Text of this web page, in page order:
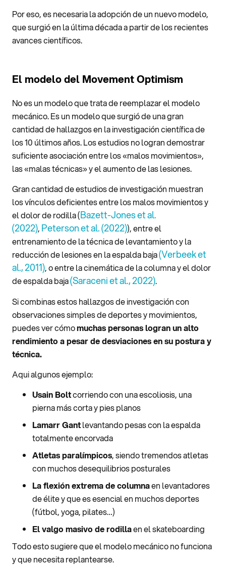
Por eso, es necesaria la adopción de un nuevo modelo,
que surgió en la última década a partir de los recientes
avances científicos.
El modelo del Movement Optimism
No es un modelo que trata de reemplazar el modelo
mecánico. Es un modelo que surgió de una gran
cantidad de hallazgos en la investigación científica de
los 10 últimos años. Los estudios no logran demostrar
suficiente asociación entre los «malos movimientos»,
las «malas técnicas» y el aumento de las lesiones.
Gran cantidad de estudios de investigación muestran
los vínculos deficientes entre los malos movimientos y
el dolor de rodilla (Bazett-Jones et al.
(2022), Peterson et al. (2022)), entre el
entrenamiento de la técnica de levantamiento y la
reducción de lesiones en la espalda baja(Verbeek et
al., 2011), o entre la cinemática de la columna y el dolor
de espalda baja(Saraceni et al., 2022).
Si combinas estos hallazgos de investigación con
observaciones simples de deportes y movimientos,
puedes ver cómomuchas personas logran un alto
rendimiento a pesar de desviaciones en su postura y
técnica.
Aqui algunos ejemplo:
Usain Boltcorriendo con una escoliosis, una
pierna más corta y pies planos
Lamarr Gantlevantando pesas con la espalda
totalmente encorvada
Atletas paralímpicos, siendo tremendos atletas
con muchos desequilibrios posturales
La flexión extrema de columnaen levantadores
de élite y que es esencial en muchos deportes
(fútbol, yoga, pilates…)
El valgo masivo de rodillaen el skateboarding
Todo esto sugiere que el modelo mecánico no funciona
y que necesita replantearse.